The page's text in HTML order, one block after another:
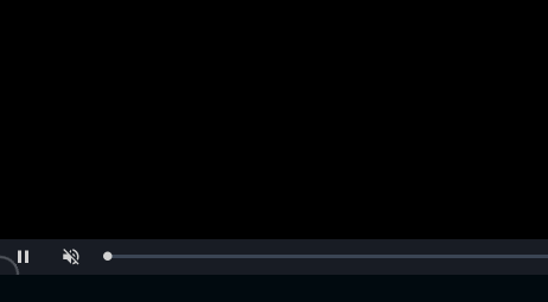
Pause UnmuteLoaded: